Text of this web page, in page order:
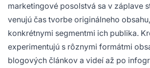
marketingové posolstvá sa v záplave
venujú čas tvorbe originálneho
konkrétnymi segmentmi ich publika.
experimentujú s rôznymi formátmi
blogových článkov a videí až po